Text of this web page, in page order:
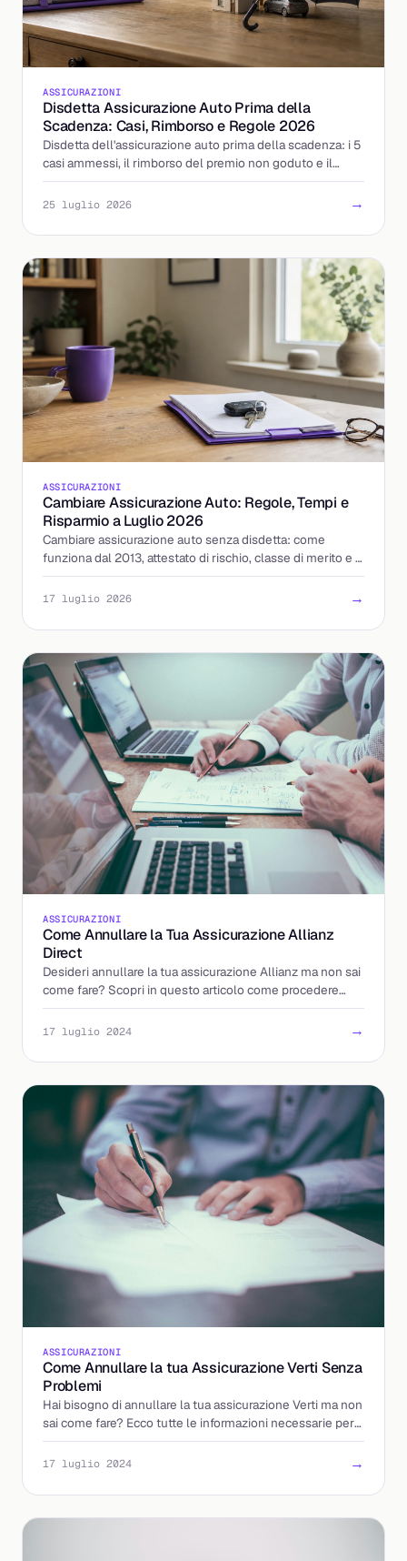
ASSICURAZIONI
Disdetta Assicurazione Auto Prima della
Scadenza: Casi, Rimborso e Regole 2026
Disdetta dell'assicurazione auto prima della scadenza: i 5
casi ammessi, il rimborso del premio non goduto e il
ripensamento di 14 giorni. Ecco come fare.
25 luglio 2026 →
ASSICURAZIONI
Cambiare Assicurazione Auto: Regole, Tempi e
Risparmio a Luglio 2026
Cambiare assicurazione auto senza disdetta: come
funziona dal 2013, attestato di rischio, classe di merito e i
15 giorni di tolleranza. Ecco quanto risparmi.
17 luglio 2026 →
ASSICURAZIONI
Come Annullare la Tua Assicurazione Allianz
Direct
Desideri annullare la tua assicurazione Allianz ma non sai
come fare? Scopri in questo articolo come procedere
senza complicazioni e stress.
17 luglio 2024 →
ASSICURAZIONI
Come Annullare la tua Assicurazione Verti Senza
Problemi
Hai bisogno di annullare la tua assicurazione Verti ma non
sai come fare? Ecco tutte le informazioni necessarie per
farlo.
17 luglio 2024 →